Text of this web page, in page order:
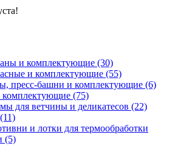
и комплектующие (30)
и комплектующие (55)
пресс-башни и комплектующие (6)
комплектующие (75)
для ветчины и деликатесов (22)
и лотки для термообработки
(5)